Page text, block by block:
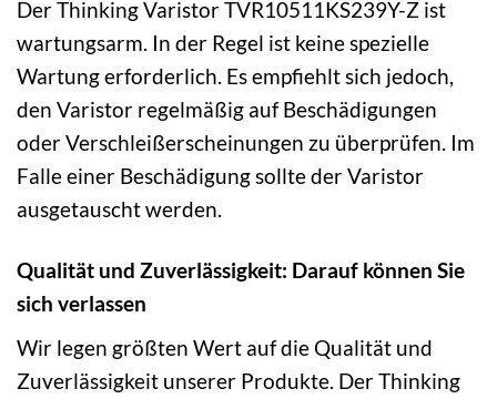
Der Thinking Varistor TVR10511KS239Y-Z ist
wartungsarm. In der Regel ist keine spezielle
Wartung erforderlich. Es empfiehlt sich jedoch,
den Varistor regelmäßig auf Beschädigungen
oder Verschleißerscheinungen zu überprüfen. Im
Falle einer Beschädigung sollte der Varistor
ausgetauscht werden.
Qualität und Zuverlässigkeit: Darauf können Sie
sich verlassen
Wir legen größten Wert auf die Qualität und
Zuverlässigkeit unserer Produkte. Der Thinking